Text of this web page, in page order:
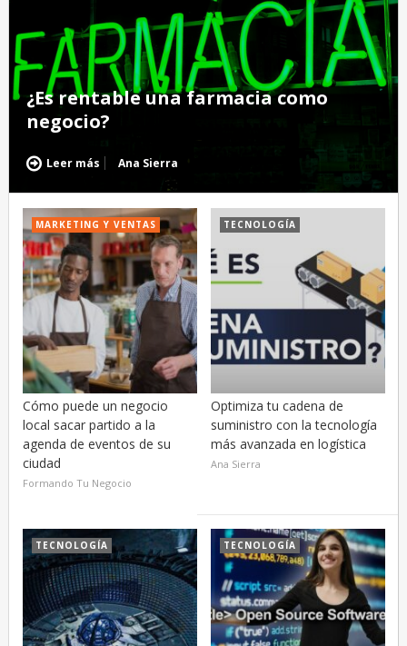
¿Es rentable una farmacia como
negocio?
Leer más Ana Sierra
MARKETING Y VENTAS
Cómo puede un negocio
local sacar partido a la
agenda de eventos de su
ciudad
Formando Tu Negocio
TECNOLOGÍA
Optimiza tu cadena de
suministro con la tecnología
más avanzada en logística
Ana Sierra
TECNOLOGÍA TECNOLOGÍA